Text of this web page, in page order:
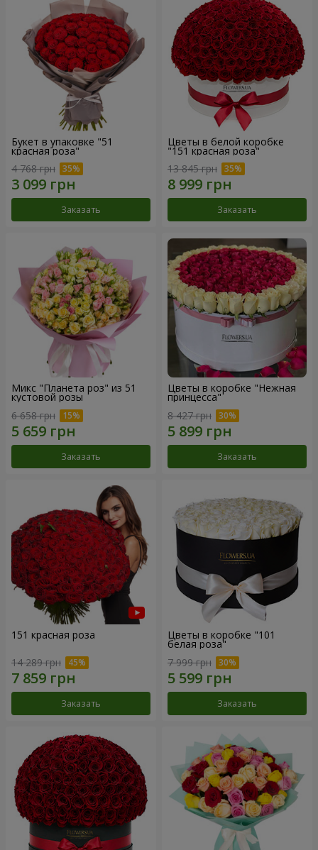
Букет в упаковке "51
красная роза"
4 768 грн
Заказать
Цветы в белой коробке
"151 красная роза"
13 845 грн
Заказать
Микс "Планета роз" из 51
кустовой розы
6 658 грн
Заказать
Цветы в коробке "Нежная
принцесса"
8 427 грн
Заказать
151 красная роза
14 289 грн
Заказать
Цветы в коробке "101
белая роза"
7 999 грн
Заказать